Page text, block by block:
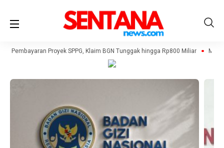
Pembayaran Proyek SPPG, Klaim BGN Tunggak hingga Rp800 Miliar